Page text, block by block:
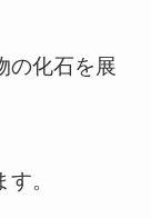
の化石を展
。